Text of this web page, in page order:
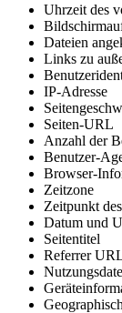
Uhrzeit des
Dateien
Links zu
IP-Adresse
Seiten-URL
Anzahl der
Benutzer-
Browser-
Zeitzone
Zeitpunkt
Datum und
Seitentitel
Referrer